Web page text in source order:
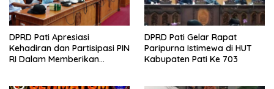
DPRD Pati Apresiasi
Kehadiran dan Partisipasi PIN
RI Dalam Memberikan
DPRD Pati Gelar Rapat
Paripurna Istimewa di HUT
Kabupaten Pati Ke 703